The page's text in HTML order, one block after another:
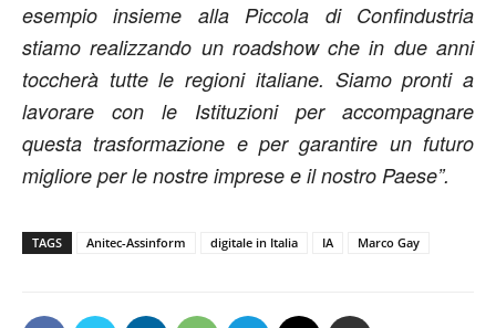
esempio insieme alla Piccola di Confindustria
stiamo realizzando un roadshow che in due anni
toccherà tutte le regioni italiane. Siamo pronti a
lavorare con le Istituzioni per accompagnare
questa trasformazione e per garantire un futuro
migliore per le nostre imprese e il nostro Paese”.
TAGS Anitec-Assinform digitale in Italia IA Marco Gay